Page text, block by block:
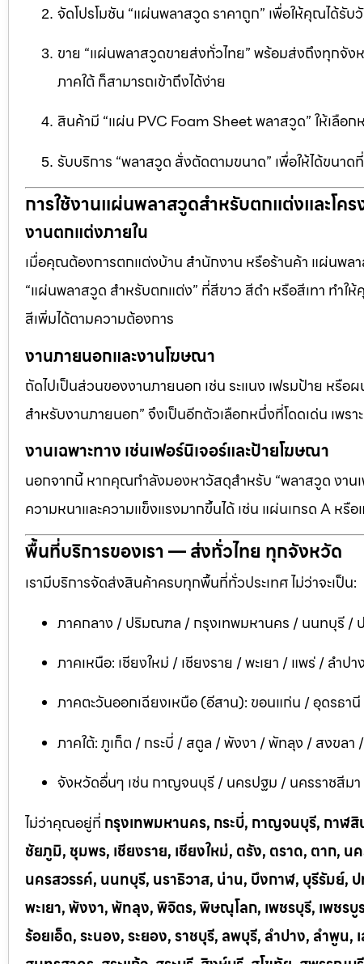
จัดโปรโมชัน “แผ่นพลาสวูด ราคาถูก” เพื่อให้คุณได้รั
ขาย “แผ่นพลาสวูดขายส่งทั่วไทย” พร้อมส่งถึงทุกจั
ภาคใต้ ก็สามารถเข้าถึงได้ง่าย
สินค้ามี “แผ่น PVC Foam Sheet พลาสวูด” ให้เลือ
รับบริการ “พลาสวูด สั่งตัดตามขนาด” เพื่อให้ได้ขนาด
การใช้งานแผ่นพลาสวูดสำหรับตกแต่งและโคร
งานตกแต่งภายใน
เมื่อคุณต้องการตกแต่งบ้าน สำนักงาน หรือร้านค้า แผ่นพล
“แผ่นพลาสวูด สำหรับตกแต่ง” ที่สีขาว สีดำ หรือสีเทา ทำ
สีเพิ่มได้ตามความต้องการ
งานภายนอกและงานโฆษณา
ถัดไปเป็นส่วนของงานภายนอก เช่น ระแนง เฟรมป้าย หรื
สำหรับงานภายนอก” จึงเป็นอีกตัวเลือกหนึ่งที่โดดเด่น เพร
งานเฉพาะทาง เช่นเฟอร์นิเจอร์และป้ายโฆษณา
นอกจากนี้ หากคุณกำลังมองหาวัสดุสำหรับ “พลาสวูด งาน
ความหนาและความแข็งแรงมากขึ้นได้ เช่น แผ่นเกรด A ห
พื้นที่บริการของเรา — ส่งทั่วไทย ทุกจังหวัด
เรามีบริการจัดส่งสินค้าครบทุกพื้นที่ทั่วประเทศ ไม่ว่าจะเป็น:
ภาคกลาง / ปริมณฑล / กรุงเทพมหานคร / นนทบุรี /
ภาคเหนือ: เชียงใหม่ / เชียงราย / พะเยา / แพร่ / ลำป
ภาคตะวันออกเฉียงเหนือ (อีสาน): ขอนแก่น / อุดรธ
ภาคใต้: ภูเก็ต / กระบี่ / สตูล / พังงา / พัทลุง / สงขลา
จังหวัดอื่นๆ เช่น กาญจนบุรี / นครปฐม / นครราชสีม
ไม่ว่าคุณอยู่ที่ กรุงเทพมหานคร, กระบี่, กาญจนบุรี, กาฬสิ
ชัยภูมิ, ชุมพร, เชียงราย, เชียงใหม่, ตรัง, ตราด, ตาก,
นครสวรรค์, นนทบุรี, นราธิวาส, น่าน, บึงกาฬ, บุรีรัมย์,
พะเยา, พังงา, พัทลุง, พิจิตร, พิษณุโลก, เพชรบุรี, เพชร
ร้อยเอ็ด, ระนอง, ระยอง, ราชบุรี, ลพบุรี, ลำปาง, ลำพู